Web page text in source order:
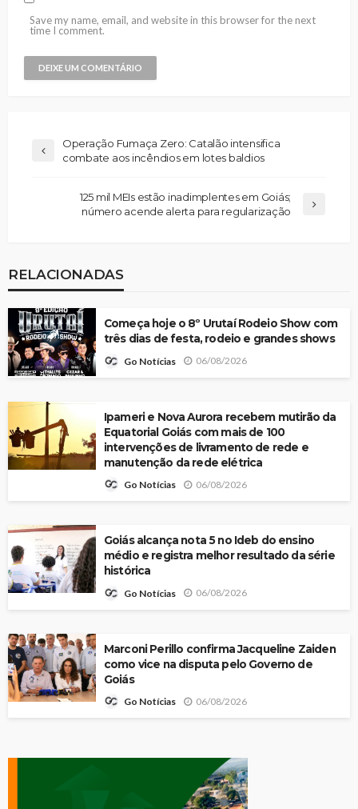
Save my name, email, and website in this browser for the next
time I comment.
Operação Fumaça Zero: Catalão intensifica
combate aos incêndios em lotes baldios
125 mil MEIs estão inadimplentes em Goiás;
número acende alerta para regularização
RELACIONADAS
Começa hoje o 8º Urutaí Rodeio Show com
três dias de festa, rodeio e grandes shows
Go Notícias 06/08/2026
Ipameri e Nova Aurora recebem mutirão da
Equatorial Goiás com mais de 100
intervenções de livramento de rede e
manutenção da rede elétrica
Go Notícias 06/08/2026
Goiás alcança nota 5 no Ideb do ensino
médio e registra melhor resultado da série
histórica
Go Notícias 06/08/2026
Marconi Perillo confirma Jacqueline Zaiden
como vice na disputa pelo Governo de
Goiás
Go Notícias 06/08/2026